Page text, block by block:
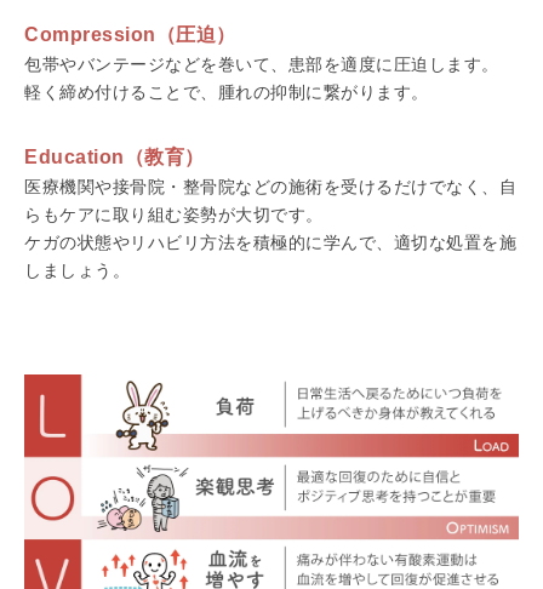
Compression（圧迫）
包帯やバンテージなどを巻いて、患部を適度に圧迫します。
軽く締め付けることで、腫れの抑制に繋がります。
Education（教育）
医療機関や接骨院・整骨院などの施術を受けるだけでなく、自
らもケアに取り組む姿勢が大切です。
ケガの状態やリハビリ方法を積極的に学んで、適切な処置を施
しましょう。